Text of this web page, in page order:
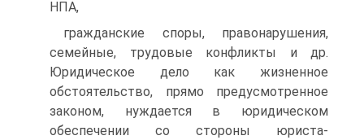
НПА,
гражданские споры, правонарушения,
семейные, трудовые конфликты и др.
Юридическое дело как жизненное
обстоятельство, прямо предусмотренное
законом, нуждается в юридическом
обеспечении со стороны юриста-